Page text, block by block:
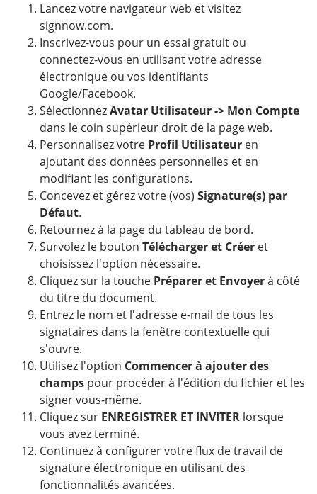
Lancez votre navigateur web et visitez
signnow.com.
Inscrivez-vous pour un essai gratuit ou
connectez-vous en utilisant votre adresse
électronique ou vos identifiants
Google/Facebook.
SélectionnezAvatar Utilisateur -> Mon Compte
dans le coin supérieur droit de la page web.
Personnalisez votre Profil Utilisateur en
ajoutant des données personnelles et en
modifiant les configurations.
Concevez et gérez votre (vos) Signature(s) par
Défaut.
Retournez à la page du tableau de bord.
Survolez le bouton Télécharger et Créer et
choisissez l'option nécessaire.
Cliquez sur la touche Préparer et Envoyerà côté
du titre du document.
Entrez le nom et l'adresse e-mail de tous les
signataires dans la fenêtre contextuelle qui
s'ouvre.
Utilisez l'option Commencer à ajouter des
champs pour procéder à l'édition du fichier et les
signer vous-même.
Cliquez sur ENREGISTRER ET INVITER lorsque
vous avez terminé.
Continuez à configurer votre flux de travail de
signature électronique en utilisant des
fonctionnalités avancées.